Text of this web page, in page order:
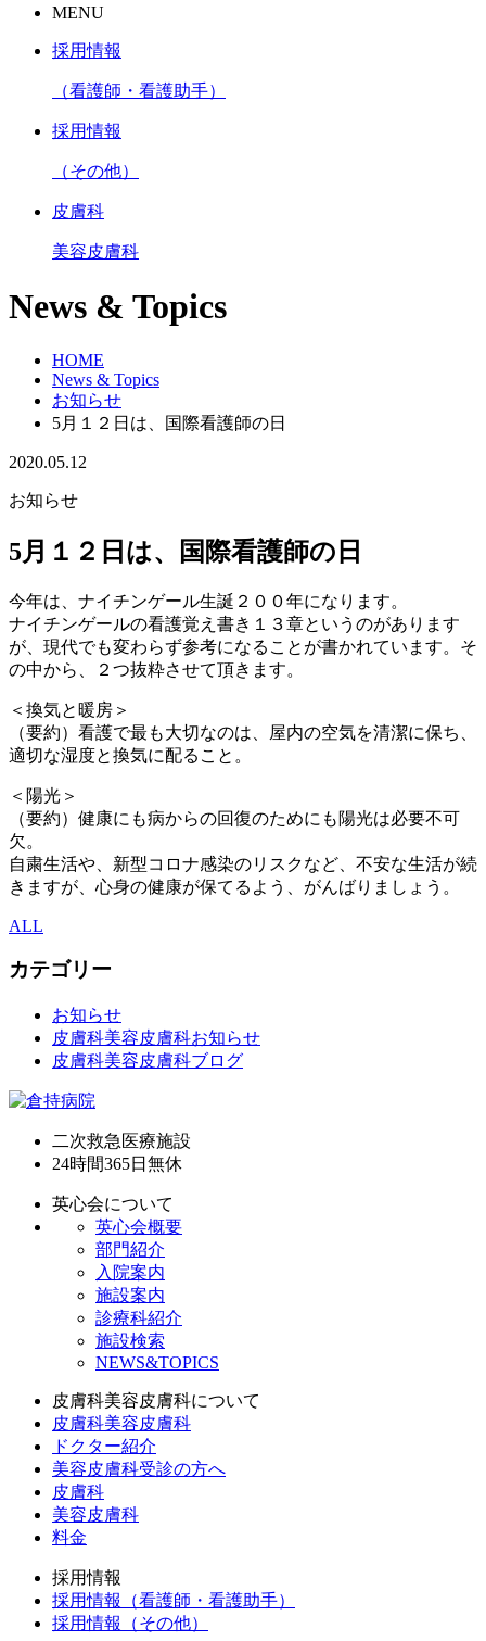
MENU
採用情報
（看護師・看護助手）
採用情報
（その他）
皮膚科
美容皮膚科
News & Topics
HOME
News & Topics
お知らせ
5月１２日は、国際看護師の日
2020.05.12
お知らせ
5月１２日は、国際看護師の日
今年は、ナイチンゲール生誕２００年になります。
ナイチンゲールの看護覚え書き１３章というのがあります
が、現代でも変わらず参考になることが書かれています。そ
の中から、２つ抜粋させて頂きます。
＜換気と暖房＞
（要約）看護で最も大切なのは、屋内の空気を清潔に保ち、
適切な湿度と換気に配ること。
＜陽光＞
（要約）健康にも病からの回復のためにも陽光は必要不可
欠。
自粛生活や、新型コロナ感染のリスクなど、不安な生活が続
きますが、心身の健康が保てるよう、がんばりましょう。
ALL
カテゴリー
お知らせ
皮膚科美容皮膚科お知らせ
皮膚科美容皮膚科ブログ
二次救急医療施設
24時間365日 無休
英心会について
英心会概要
部門紹介
入院案内
施設案内
診療科紹介
施設検索
NEWS&TOPICS
皮膚科美容皮膚科について
皮膚科美容皮膚科
ドクター紹介
美容皮膚科受診の方へ
皮膚科
美容皮膚科
料金
採用情報
採用情報（看護師・看護助手）
採用情報（その他）